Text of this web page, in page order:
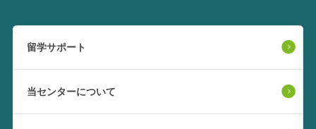
留学サポート
当センターについて